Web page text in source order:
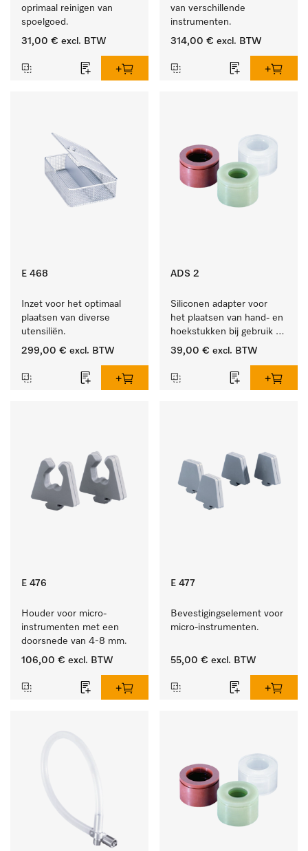
oprimaal reinigen van
spoelgoed.
31,00 € excl. BTW
van verschillende
instrumenten.
314,00 € excl. BTW
E 468
Inzet voor het optimaal
plaatsen van diverse
utensiliën.
299,00 € excl. BTW
ADS 2
Siliconen adapter voor
het plaatsen van hand- en
hoekstukken bij gebruik
van AUF 1 of AUF 2.
39,00 € excl. BTW
E 476
Houder voor micro-
instrumenten met een
doorsnede van 4-8 mm.
106,00 € excl. BTW
E 477
Bevestigingselement voor
micro-instrumenten.
55,00 € excl. BTW